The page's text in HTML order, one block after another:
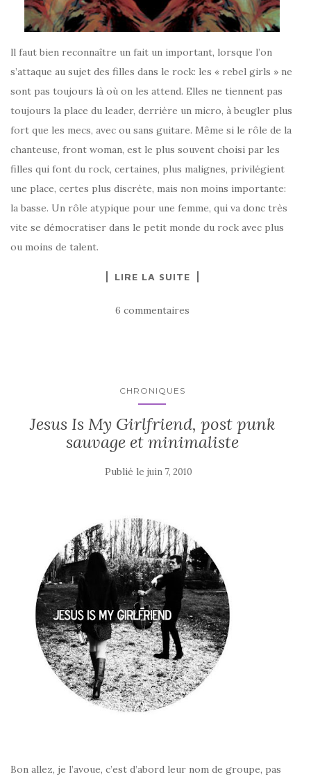
ll faut bien reconnaître un fait un important, lorsque l’on
s’attaque au sujet des filles dans le rock: les « rebel girls » ne
sont pas toujours là où on les attend. Elles ne tiennent pas
toujours la place du leader, derrière un micro, à beugler plus
fort que les mecs, avec ou sans guitare. Même si le rôle de la
chanteuse, front woman, est le plus souvent choisi par les
filles qui font du rock, certaines, plus malignes, privilégient
une place, certes plus discrète, mais non moins importante:
la basse. Un rôle atypique pour une femme, qui va donc très
vite se démocratiser dans le petit monde du rock avec plus
ou moins de talent.
LIRE LA SUITE
6 commentaires
CHRONIQUES
Jesus Is My Girlfriend, post punk
sauvage et minimaliste
Publié le juin 7, 2010
Bon allez, je l’avoue, c’est d’abord leur nom de groupe, pas